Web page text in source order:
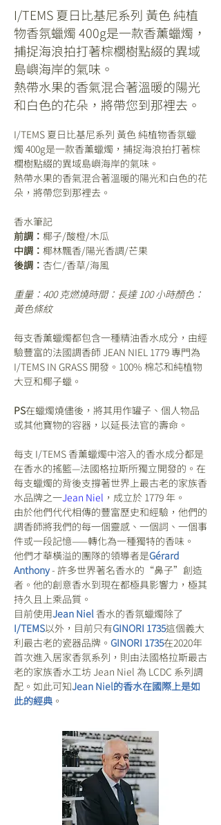
I/TEMS 夏日比基尼系列 黃色 純植
物香氛蠟燭 400g是一款香薰蠟燭，
捕捉海浪拍打著棕櫚樹點綴的異域
島嶼海岸的氣味。
熱帶水果的香氣混合著溫暖的陽光
和白色的花朵，將帶您到那裡去。
I/TEMS 夏日比基尼系列 黃色 純植物香氛蠟
燭 400g是一款香薰蠟燭，捕捉海浪拍打著棕
櫚樹點綴的異域島嶼海岸的氣味。
熱帶水果的香氣混合著溫暖的陽光和白色的花
朵，將帶您到那裡去。
香水筆記
前調： 椰子/酸橙/木瓜
中調： 椰林飄香/陽光香調/芒果
後調： 杏仁/香草/海風
重量：400 克燃燒時間：長達 100 小時顏色：
黃色條紋
每支香薰蠟燭都包含一種精油香水成分，由經
驗豐富的法國調香師 JEAN NIEL 1779 專門為
I/TEMS IN GRASS 開發。100% 棉芯和純植物
大豆和椰子蠟。
PS在蠟燭燒儘後，將其用作罐子、個人物品
或其他寶物的容器，以延長法官的壽命。
每支 I/TEMS 香薰蠟燭中溶入的香水成分都是
在香水的搖籃—法國格拉斯所獨立開發的。在
每支蠟燭的背後支撐著世界上最古老的家族香
水品牌之一Jean Niel ，成立於 1779 年。
由於他們代代相傳的豐富歷史和經驗，他們的
調香師將我們的每一個靈感、一個詞、一個事
件或一段記憶——轉化為一種獨特的香味。
他們才華橫溢的團隊的領導者是Gérard
Anthony - 許多世界著名香水的“鼻子”創造
者。他的創意香水到現在都極具影響力，極其
持久且上乘品質。
目前使用Jean Niel 香水的香氛蠟燭除了
I/TEMS以外，目前只有GINORI 1735這個義大
利最古老的瓷器品牌。 GINORI 1735在2020年
首次進入居家香氛系列，則由法國格拉斯最古
老的家族香水工坊 Jean Niel 為 LCDC 系列調
配。如此可知Jean Niel的香水在國際上是如
此的經典 。